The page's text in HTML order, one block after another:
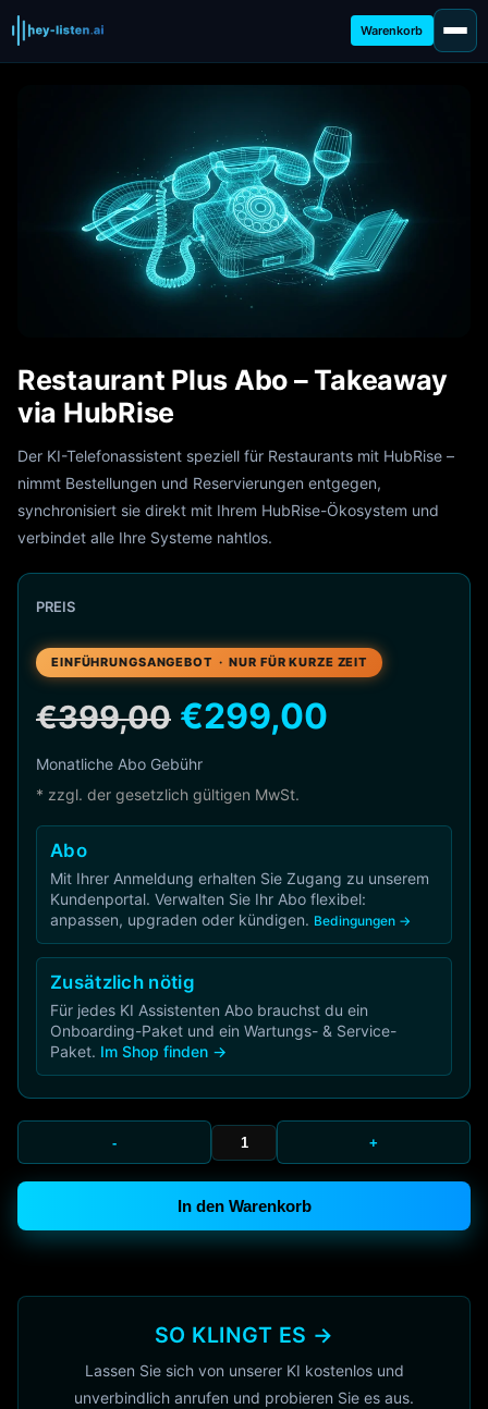
Warenkorb
Restaurant Plus Abo – Takeaway
via HubRise
Der KI-Telefonassistent speziell für Restaurants mit HubRise –
nimmt Bestellungen und Reservierungen entgegen,
synchronisiert sie direkt mit Ihrem HubRise-Ökosystem und
verbindet alle Ihre Systeme nahtlos.
PREIS
EINFÜHRUNGSANGEBOT · NUR FÜR KURZE ZEIT
€399,00 €299,00
Monatliche Abo Gebühr
* zzgl. der gesetzlich gültigen MwSt.
Abo
Mit Ihrer Anmeldung erhalten Sie Zugang zu unserem
Kundenportal. Verwalten Sie Ihr Abo flexibel:
anpassen, upgraden oder kündigen. Bedingungen →
Zusätzlich nötig
Für jedes KI Assistenten Abo brauchst du ein
Onboarding-Paket und ein Wartungs- & Service-
Paket. Im Shop finden →
- +
In den Warenkorb
SO KLINGT ES →
Lassen Sie sich von unserer KI kostenlos und
unverbindlich anrufen und probieren Sie es aus.